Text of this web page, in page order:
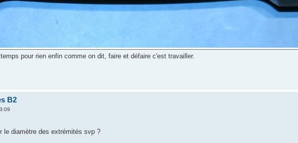
pour rien enfin comme on dit, faire et défaire c'est travailler.
B2
le diamètre des extrémités svp ?